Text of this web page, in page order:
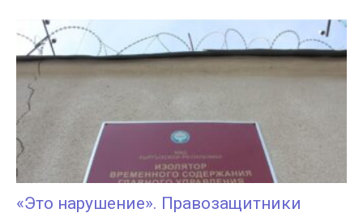
«Это нарушение». Правозащитники